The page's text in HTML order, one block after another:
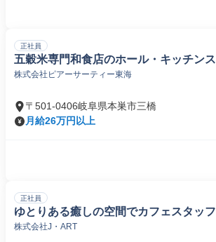
正社員
五穀米専門和食店のホール・キッチン
株式会社ピアーサーティー東海
〒501-0406岐阜県本巣市三橋
月給26万円以上
正社員
ゆとりある癒しの空間でカフェスタッフ
株式会社J・ART